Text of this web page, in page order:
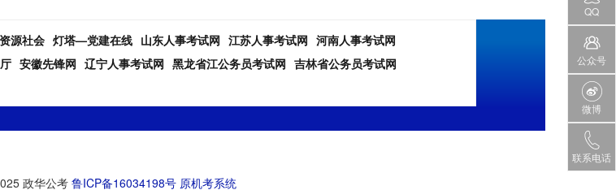
源社会 灯塔—党建在线 山东人事考试网 江苏人事考试网 河南人事考试网
安徽先锋网 辽宁人事考试网 黑龙省江公务员考试网 吉林省公务员考试网
政华公考 鲁ICP备16034198号 原机考系统
QQ
公众号
微博
联系电话